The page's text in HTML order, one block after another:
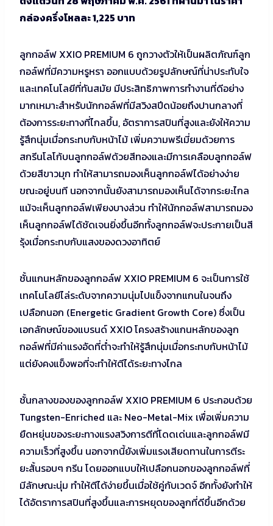
กล่องครึ่งโหลละ 1,225 บาท
ลูกกอล์ฟ XXIO PREMIUM 6 ถูกวางตัวให้เป็นผลิตภัณฑ์ลูก
กอล์ฟที่มีความหรูหรา ออกแบบด้วยรูปลักษณ์ที่น่าประทับใจ
และเทคโนโลยีที่ทันสมัย มีประสิทธิภาพการทำงานที่ดีอย่าง
มากเหมาะสำหรับนักกอล์ฟที่มีสวิงสปีดน้อยถึงปานกลางที่
ต้องการระยะทางที่ไกลขึ้น, อัตราการสปินที่สูงและยังให้ความ
รู้สึกนุ่มเมื่อกระทบกับหน้าไม้ เพิ่มความพรีเมี่ยมด้วยการ
สกรีนโลโก้บนลูกกอล์ฟด้วยสีทองและมีการเคลือบลูกกอล์ฟ
ด้วยสีขาวมุก ทำให้สามารถมองเห็นลูกกอล์ฟได้อย่างง่าย
ขณะอยู่บนที นอกจากนั้นยังสามารถมองเห็นได้จากระยะไกล
แม้จะเห็นลูกกอล์ฟเพียงบางส่วน ทำให้นักกอล์ฟสามารถมอง
เห็นลูกกอล์ฟได้ชัดเจนยิ่งขึ้นอีกทั้งลูกกอล์ฟจะประกายเป็นสี
รุ้งเมื่อกระทบกับแสงของดวงอาทิตย์
ชั้นแกนหลักของลูกกอล์ฟ XXIO PREMIUM 6 จะเป็นการใช้
เทคโนโลยีไล่ระดับจากความนุ่มไปแข็งจากแกนในจนถึง
เปลือกนอก (Energetic Gradient Growth Core) ซึ่งเป็น
เอกลักษณ์ของแบรนด์ XXIO โครงสร้างแกนหลักของลูก
กอล์ฟที่มีค่าแรงอัดที่ต่ำจะทำให้รู้สึกนุ่มเมื่อกระทบกับหน้าไม้
แต่ยังคงแข็งพอที่จะทำให้ตีได้ระยะทางไกล
ชั้นกลางของของลูกกอล์ฟ XXIO PREMIUM 6 ประกอบด้วย
Tungsten-Enriched และ Neo-Metal-Mix เพื่อเพิ่มความ
ยืดหยุ่นของระยะทางแรงสวิงการตีที่โดดเด่นและลูกกอล์ฟมี
ความเร็วที่สูงขึ้น นอกจากนี้ยังเพิ่มแรงเสียดทานในการตีระ
ยะสั้นรอบๆ กรีน โดยออกแบบให้เปลือกนอกของลูกกอล์ฟที่
มีลักษณะนุ่ม ทำให้ตีได้ง่ายขึ้นเมื่อใช้คู่กับเวดจ์ อีกทั้งยังทำให้
ได้อัตราการสปินที่สูงขึ้นและการหยุดของลูกที่ดีขึ้นอีกด้วย